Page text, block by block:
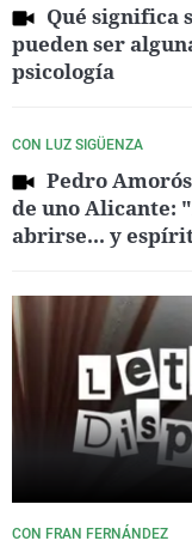
Qué significa
pueden ser
psicología
CON LUZ SIGÜENZA
Pedro
de uno Alicante:
abrirse... y
CON FRAN FERNÁNDEZ